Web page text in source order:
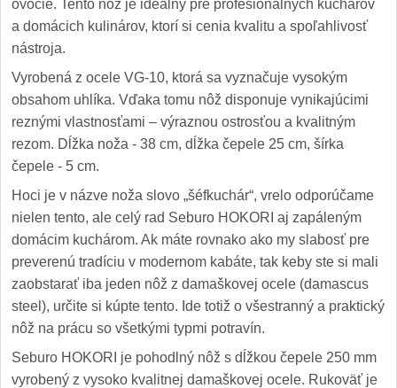
ovocie. Tento nôž je ideálny pre profesionálnych kuchárov
a domácich kulinárov, ktorí si cenia kvalitu a spoľahlivosť
nástroja.
Vyrobená z ocele VG-10, ktorá sa vyznačuje vysokým
obsahom uhlíka. Vďaka tomu nôž disponuje vynikajúcimi
reznými vlastnosťami – výraznou ostrosťou a kvalitným
rezom. Dĺžka noža - 38 cm, dĺžka čepele 25 cm, šírka
čepele - 5 cm.
Hoci je v názve noža slovo „šéfkuchár“, vrelo odporúčame
nielen tento, ale celý rad Seburo HOKORI aj zapáleným
domácim kuchárom. Ak máte rovnako ako my slabosť pre
preverenú tradíciu v modernom kabáte, tak keby ste si mali
zaobstarať iba jeden nôž z damaškovej ocele (damascus
steel), určite si kúpte tento. Ide totiž o všestranný a praktický
nôž na prácu so všetkými typmi potravín.
Seburo HOKORI je pohodlný nôž s dĺžkou čepele 250 mm
vyrobený z vysoko kvalitnej damaškovej ocele. Rukoväť je